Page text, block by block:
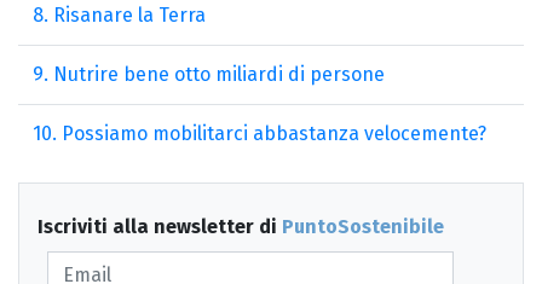
8. Risanare la Terra
9. Nutrire bene otto miliardi di persone
10. Possiamo mobilitarci abbastanza velocemente?
Iscriviti alla newsletter di PuntoSostenibile